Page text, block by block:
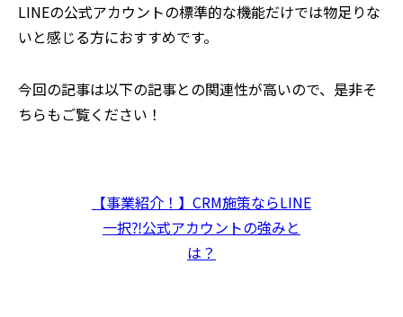
LINEの公式アカウントの標準的な機能だけでは物足りな
いと感じる方におすすめです。
今回の記事は以下の記事との関連性が高いので、是非そ
ちらもご覧ください！
【事業紹介！】CRM施策ならLINE
一択⁈公式アカウントの強みと
は？